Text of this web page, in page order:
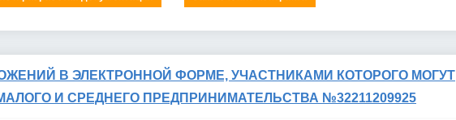
В ЭЛЕКТРОННОЙ ФОРМЕ, УЧАСТНИКАМИ КОТОРОГО МОГУТ
И СРЕДНЕГО ПРЕДПРИНИМАТЕЛЬСТВА №32211209925